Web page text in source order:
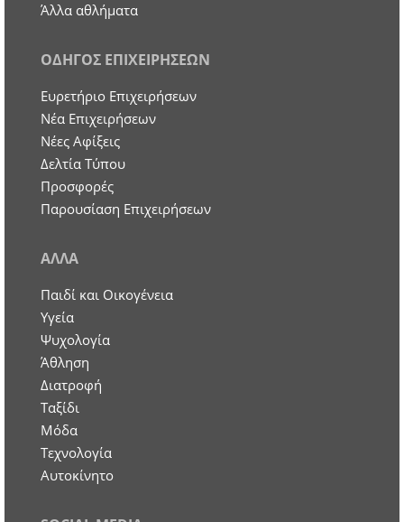
Άλλα αθλήματα
ΟΔΗΓΟΣ ΕΠΙΧΕΙΡΗΣΕΩΝ
Ευρετήριο Επιχειρήσεων
Nέα Επιχειρήσεων
Νέες Αφίξεις
Δελτία Τύπου
Προσφορές
Παρουσίαση Επιχειρήσεων
ΑΛΛΑ
Παιδί και Οικογένεια
Υγεία
Ψυχολογία
Άθληση
Διατροφή
Ταξίδι
Μόδα
Τεχνολογία
Αυτοκίνητο